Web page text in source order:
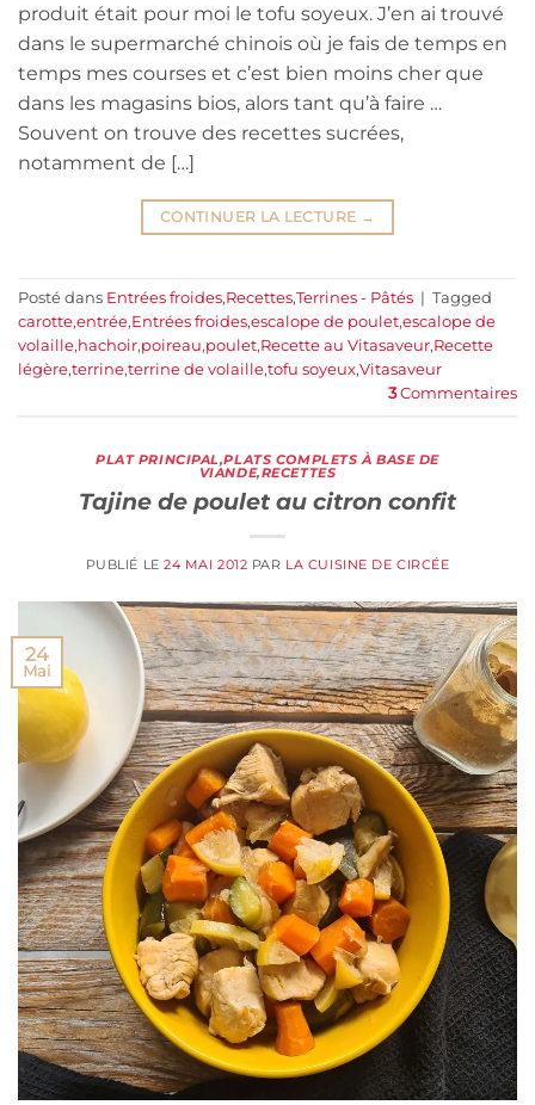
produit était pour moi le tofu soyeux. J’en ai trouvé
dans le supermarché chinois où je fais de temps en
temps mes courses et c’est bien moins cher que
dans les magasins bios, alors tant qu’à faire …
Souvent on trouve des recettes sucrées,
notamment de […]
CONTINUER LA LECTURE →
Posté dans Entrées froides,Recettes,Terrines - Pâtés | Tagged
carotte,entrée,Entrées froides,escalope de poulet,escalope de
volaille,hachoir,poireau,poulet,Recette au Vitasaveur,Recette
légère,terrine,terrine de volaille,tofu soyeux,Vitasaveur
3Commentaires
PLAT PRINCIPAL,PLATS COMPLETS À BASE DE
VIANDE,RECETTES
Tajine de poulet au citron confit
PUBLIÉ LE24 MAI 2012 PAR LA CUISINE DE CIRCÉE
24
Mai